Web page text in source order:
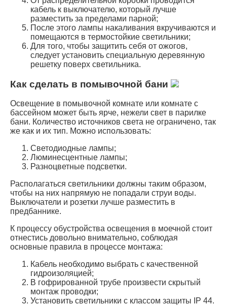
кабель к выключателю, который лучше
разместить за пределами парной;
После этого лампы накаливания вкручиваются и
помещаются в термостойкие светильники;
Для того, чтобы защитить себя от ожогов,
следует установить специальную деревянную
решетку поверх светильника.
Как сделать в помывочной бани
Освещение в помывочной комнате или комнате с
бассейном может быть ярче, нежели свет в парилке
бани. Количество источников света не ограничено, так
же как и их тип. Можно использовать:
Светодиодные лампы;
Люминесцентные лампы;
Разноцветные подсветки.
Располагаться светильники должны таким образом,
чтобы на них напрямую не попадали струи воды.
Выключатели и розетки лучше разместить в
предбаннике.
К процессу обустройства освещения в моечной стоит
отнестись довольно внимательно, соблюдая
основные правила в процессе монтажа:
Кабель необходимо выбрать с качественной
гидроизоляцией;
В гофрированной трубе произвести скрытый
монтаж проводки;
Установить светильники с классом защиты IР 44.